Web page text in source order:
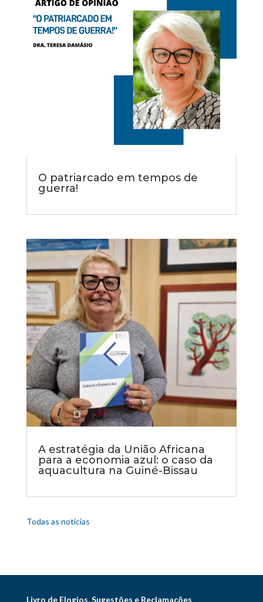
O patriarcado em tempos de
guerra!
A estratégia da União Africana
para a economia azul: o caso da
aquacultura na Guiné-Bissau
Todas as notícias
Livro de Elogios, Sugestões e Reclamações